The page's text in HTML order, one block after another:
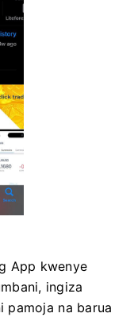
App kwenye
ingiza
na barua